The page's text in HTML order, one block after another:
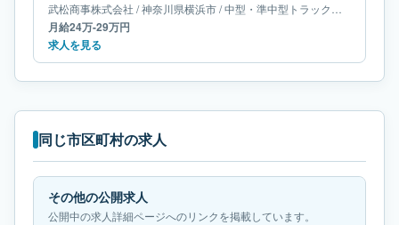
武松商事株式会社 /神奈川県横浜市/中型・準中型トラックドライバー
月給24万-29万円
求人を見る
同じ市区町村の求人
その他の公開求人
公開中の求人詳細ページへのリンクを掲載しています。